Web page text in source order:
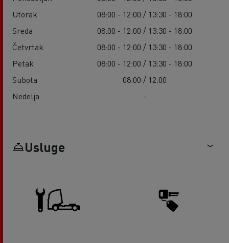
Utorak
08:00 - 12:00 / 13:30 - 18:00
Sreda
08:00 - 12:00 / 13:30 - 18:00
Četvrtak
08:00 - 12:00 / 13:30 - 18:00
Petak
08:00 - 12:00 / 13:30 - 18:00
Subota
08:00 / 12:00
Nedelja
-
Usluge